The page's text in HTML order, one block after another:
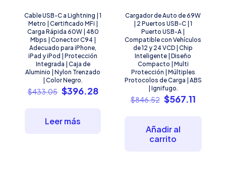
Cable USB-C a Lightning | 1
Metro | Certificado MFi |
Carga Rápida 60W | 480
Mbps | Conector C94 |
Adecuado para iPhone,
iPad y iPod | Protección
Integrada | Caja de
Aluminio | Nylon Trenzado
| Color Negro.
$433.05 El
era:
$396.28El
Leer más
Cargador de Auto de 69W
| 2 Puertos USB-C | 1
Puerto USB-A |
Compatible con Vehículos
de 12 y 24 VCD | Chip
Inteligente | Diseño
Compacto | Multi
Protección | Múltiples
Protocolos de Carga | ABS
| Ignifugo.
$846.52 El
era:
$846.52.
$567.11El
Añadir al
carrito